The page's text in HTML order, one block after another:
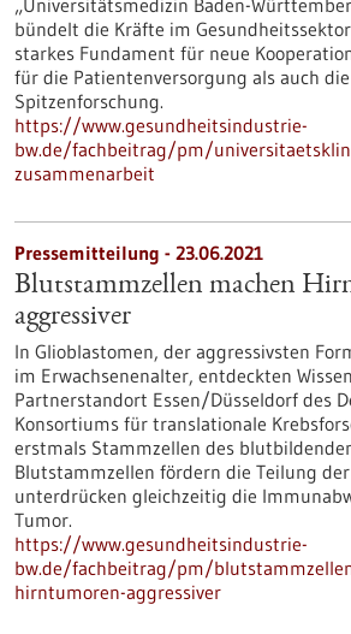
„Universitätsmedizin Baden-
bündelt die Kräfte im
starkes Fundament für neue
für die Patientenversorgung als auch
Spitzenforschung.
https://www.gesundheitsindustrie-
bw.de/fachbeitrag/pm/
zusammenarbeit
Pressemitteilung - 23.06.2021
Blutstammzellen machen
aggressiver
In Glioblastomen, der aggressivsten
im Erwachsenenalter, entdeckten
Partnerstandort Essen/Düsseldorf des
Konsortiums für translationale
erstmals Stammzellen des
Blutstammzellen fördern die Teilung
unterdrücken gleichzeitig die
Tumor.
https://www.gesundheitsindustrie-
bw.de/fachbeitrag/pm/
hirntumoren-aggressiver